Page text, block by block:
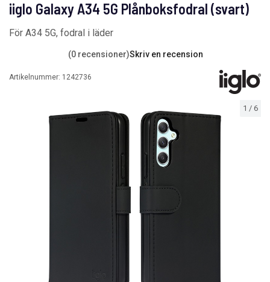
1 / 6
iiglo Galaxy A34 5G Plånboksfodral (svart)
För A34 5G, fodral i läder
(0 recensioner)Skriv en recension
Artikelnummer: 1242736